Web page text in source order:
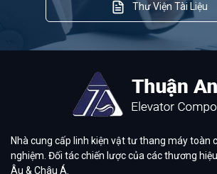
Thư Viện Tài Liệu
Nhà cung cấp linh kiện vật tư thang máy toàn
nghiệm. Đối tác chiến lược của các thương
Âu & Châu Á.